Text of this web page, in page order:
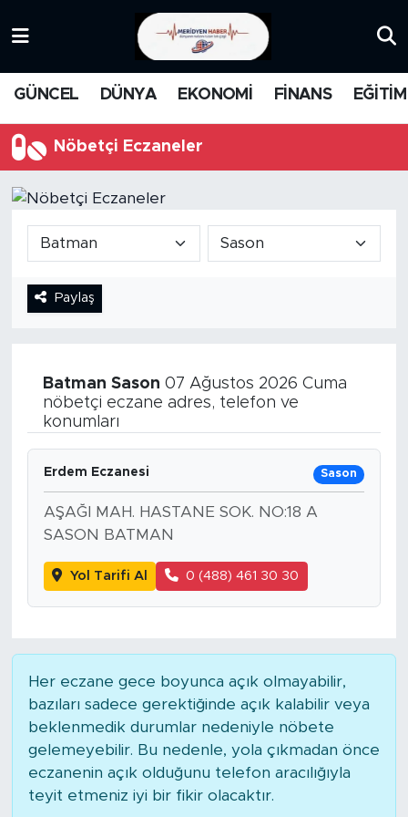
GÜNCEL DÜNYA EKONOMİ FİNANS EĞİTİM
Nöbetçi Eczaneler
Paylaş
Batman Sason 07 Ağustos 2026 Cuma
nöbetçi eczane adres, telefon ve
konumları
Erdem Eczanesi Sason
AŞAĞI MAH. HASTANE SOK. NO:18 A
SASON BATMAN
Yol Tarifi Al 0 (488) 461 30 30
Her eczane gece boyunca açık olmayabilir,
bazıları sadece gerektiğinde açık kalabilir veya
beklenmedik durumlar nedeniyle nöbete
gelemeyebilir. Bu nedenle, yola çıkmadan önce
eczanenin açık olduğunu telefon aracılığıyla
teyit etmeniz iyi bir fikir olacaktır.
MEDYA
DÜNYA
KARİKATÜR
ANALİZ
NOSTALJİ
DİNİ
POLİTİKA
Trafik Durumu
Tüm Manşetler
Haber Arşivi